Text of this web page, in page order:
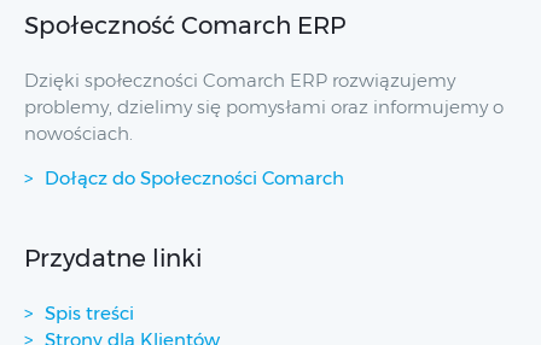
Społeczność Comarch ERP
Dzięki społeczności Comarch ERP rozwiązujemy
problemy, dzielimy się pomysłami oraz informujemy o
nowościach.
Dołącz do Społeczności Comarch
Przydatne linki
Spis treści
Strony dla Klientów